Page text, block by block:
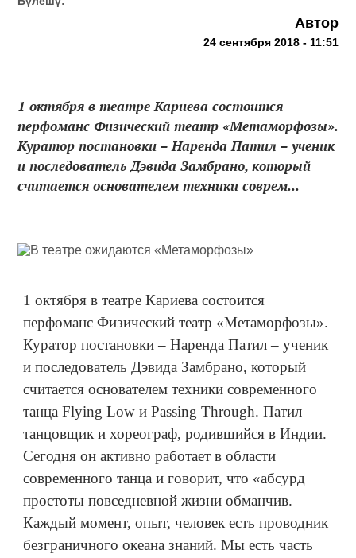
Автор
24 сентября 2018 - 11:51
1 октября в театре Кариева состоится
перфоманс Физический театр «Метаморфозы».
Куратор постановки – Наренда Патил – ученик
и последователь Дэвида Замбрано, который
считается основателем техники соврем...
1 октября в театре Кариева состоится
перфоманс Физический театр «Метаморфозы».
Куратор постановки – Наренда Патил – ученик
и последователь Дэвида Замбрано, который
считается основателем техники современного
танца Flying Low и Passing Through. Патил –
танцовщик и хореограф, родившийся в Индии.
Сегодня он активно работает в области
современного танца и говорит, что «абсурд
простоты повседневной жизни обманчив.
Каждый момент, опыт, человек есть проводник
безграничного океана знаний. Мы есть часть